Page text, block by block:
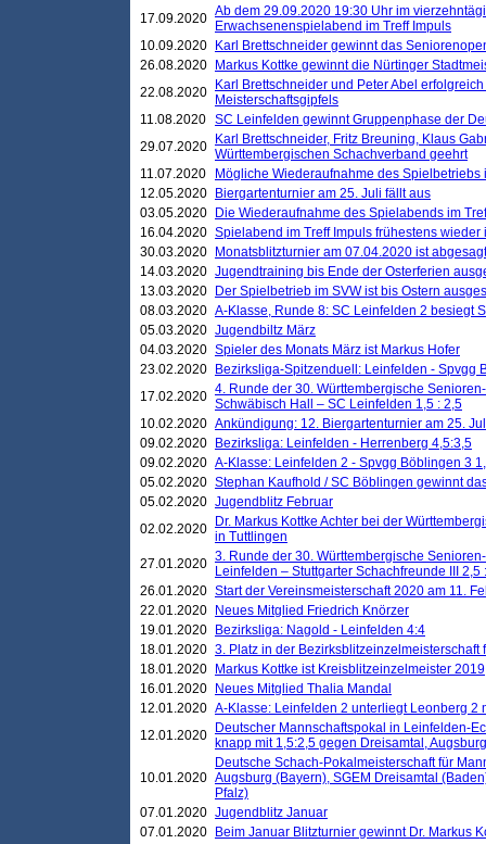
17.09.2020 Ab dem 29.09.2020 19:30 Uhr im
Erwachsenenspielabend im Treff Impuls
10.09.2020
Karl Brettschneider gewinnt das
26.08.2020
Markus Kottke gewinnt die Nürtinger
22.08.2020
Karl Brettschneider und Peter Abel
Meisterschaftsgipfels
11.08.2020 SC Leinfelden gewinnt Gruppenphase der
29.07.2020
Karl Brettschneider, Fritz Breuning, Klaus
Württembergischen Schachverband geehrt
11.07.2020
Mögliche Wiederaufnahme des Spielbetriebs
12.05.2020
Biergartenturnier am 25. Juli fällt aus
03.05.2020
Die Wiederaufnahme des Spielabends im
16.04.2020 Spielabend im Treff Impuls frühestens wieder
30.03.2020
Monatsblitzturnier am 07.04.2020 ist abgesagt
14.03.2020 Jugendtraining bis Ende der Osterferien
13.03.2020
Der Spielbetrieb im SVW ist bis Ostern
08.03.2020 A-Klasse, Runde 8: SC Leinfelden 2 besiegt
05.03.2020 Jugendbiltz März
04.03.2020 Spieler des Monats März ist Markus Hofer
23.02.2020
Bezirksliga-Spitzenduell: Leinfelden - Spvgg
17.02.2020 4. Runde der 30. Württembergische
Schwäbisch Hall – SC Leinfelden 1,5 : 2,5
10.02.2020 Ankündigung: 12. Biergartenturnier am 25.
09.02.2020
Bezirksliga: Leinfelden - Herrenberg 4,5:3,5
09.02.2020 A-Klasse: Leinfelden 2 - Spvgg Böblingen 3
05.02.2020 Stephan Kaufhold / SC Böblingen gewinnt
05.02.2020 Jugendblitz Februar
02.02.2020
Dr. Markus Kottke Achter bei der
in Tuttlingen
27.01.2020 3. Runde der 30. Württembergische
Leinfelden – Stuttgarter Schachfreunde III 2,5
26.01.2020 Start der Vereinsmeisterschaft 2020 am 11.
22.01.2020
Neues Mitglied Friedrich Knörzer
19.01.2020
Bezirksliga: Nagold - Leinfelden 4:4
18.01.2020 3. Platz in der Bezirksblitzeinzelmeisterschaft
18.01.2020
Markus Kottke ist Kreisblitzeinzelmeister 2019
16.01.2020
Neues Mitglied Thalia Mandal
12.01.2020 A-Klasse: Leinfelden 2 unterliegt Leonberg 2
12.01.2020
Deutscher Mannschaftspokal in Leinfelden-
knapp mit 1,5:2,5 gegen Dreisamtal,
10.01.2020
Deutsche Schach-Pokalmeisterschaft für
Augsburg (Bayern), SGEM Dreisamtal
Pfalz)
07.01.2020 Jugendblitz Januar
07.01.2020
Beim Januar Blitzturnier gewinnt Dr. Markus